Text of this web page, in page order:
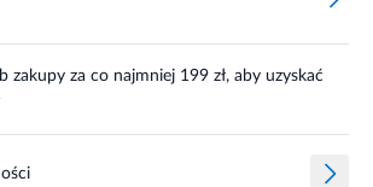
zakupy za co najmniej 199 zł, aby uzyskać